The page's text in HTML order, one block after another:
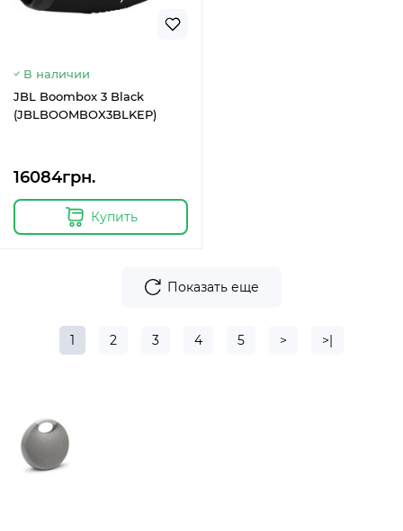
В наличии
JBL Boombox 3 Black
(JBLBOOMBOX3BLKEP)
16084грн.
Купить
Показать еще
1 2 3 4 5 > >|